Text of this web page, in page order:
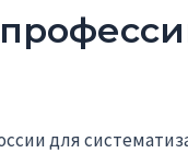
для